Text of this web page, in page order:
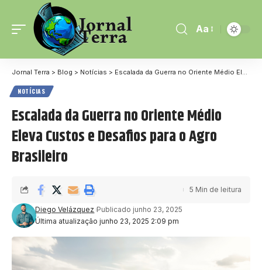
Aa
Jornal Terra > Blog > Notícias > Escalada da Guerra no Oriente Médio Eleva Custos e Desafios para o Agro Brasileiro
NOTÍCIAS
Escalada da Guerra no Oriente Médio
Eleva Custos e Desafios para o Agro
Brasileiro
Última atualização junho 23, 2025 2:09 pm
Diego Velázquez Publicado junho 23, 2025
5 Min de leitura